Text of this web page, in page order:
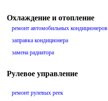
Охлаждение и отопление
ремонт автомобильных кондиционеров
заправка кондиционера
замена радиатора
Рулевое управление
ремонт рулевых реек